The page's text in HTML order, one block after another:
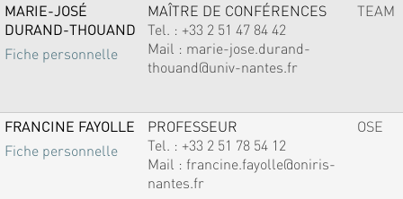
MARIE-JOSÉ
DURAND-THOUAND
Fiche personnelle
MAÎTRE DE CONFÉRENCES
Tel. : +33 2 51 47 84 42
Mail : marie-jose.durand-
thouand@univ-nantes.fr
TEAM
FRANCINE FAYOLLE
Fiche personnelle
PROFESSEUR
Tel. : +33 2 51 78 54 12
Mail : francine.fayolle@oniris-
nantes.fr
OSE